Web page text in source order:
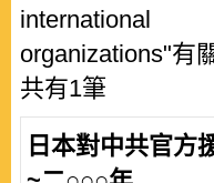
international
organizations"有
共有1筆
日本對中共官方